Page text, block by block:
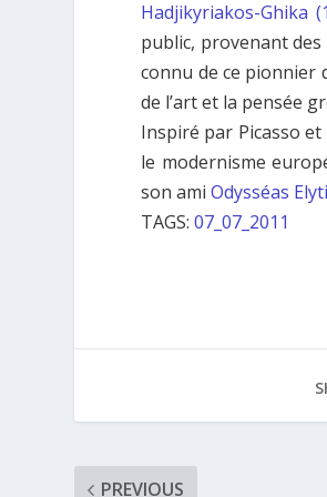
Hadjikyriakos-Ghika
public, provenant
connu de ce pionnier
de l’art et la pensée
Inspiré par Picasso
le modernisme
son amiOdysséas
TAGS:07_07_2011
PREVIOUS